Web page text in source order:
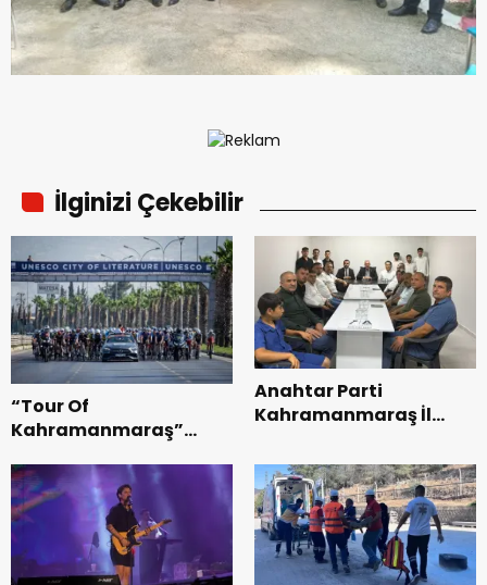
İlginizi Çekebilir
“Tour Of
Kahramanmaraş”
Bisikleti Turnuvası
Tamamlandı.
Anahtar Parti
Kahramanmaraş İl
Teşkilatı ile buluştu.